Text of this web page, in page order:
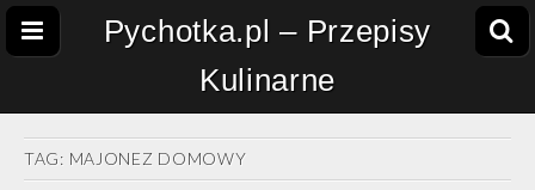
Pychotka.pl – Przepisy
Kulinarne
TAG: MAJONEZ DOMOWY